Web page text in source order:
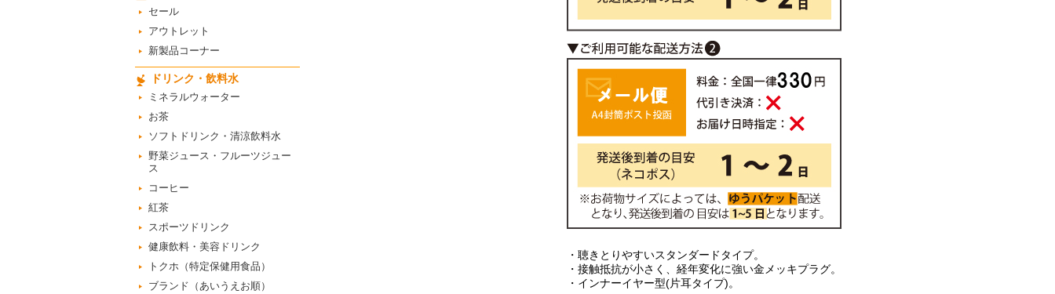
セール
アウトレット
新製品コーナー
ドリンク・飲料水
ミネラルウォーター
お茶
ソフトドリンク・清涼飲料水
野菜ジュース・フルーツジュー
ス
コーヒー
紅茶
スポーツドリンク
健康飲料・美容ドリンク
トクホ（特定保健用食品）
ブランド（あいうえお順）
・聴きとりやすいスタンダードタイプ。
・接触抵抗が小さく、経年変化に強い金メッキプラグ。
・インナーイヤー型(片耳タイプ)。